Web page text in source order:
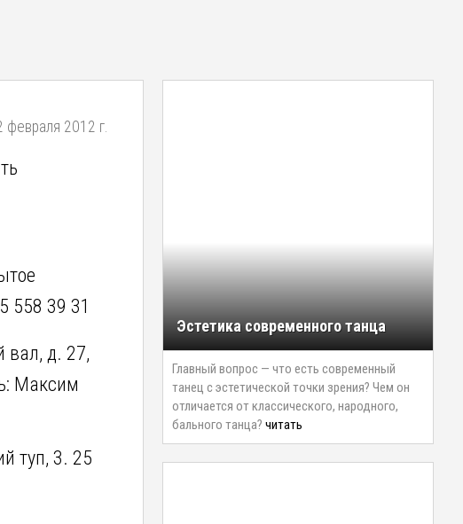
февраля 2012 г.
558 39 31
вал, д. 27,
Максим
туп, 3. 25
Эстетика современного танца
Главный вопрос — что есть современный
танец с эстетической точки зрения? Чем он
отличается от классического, народного,
бального танца? читать